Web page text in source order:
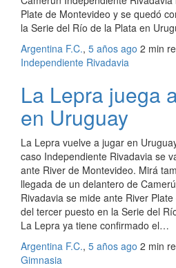
Plate de Montevideo y se quedó
la Serie del Río de la Plata en
Argentina F.C., 5 años ago 2 min
Independiente Rivadavia
La Lepra juega
en Uruguay
La Lepra vuelve a jugar en
caso Independiente Rivadavia se
ante River de Montevideo. Mirá
llegada de un delantero de
Rivadavia se mide ante River
del tercer puesto en la Serie del
La Lepra ya tiene confirmado el…
Argentina F.C., 5 años ago 2 min
Gimnasia